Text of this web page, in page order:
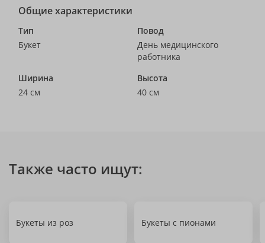
Общие характеристики
Тип
Букет
Повод
День медицинского
работника
Ширина
24 см
Высота
40 см
Также часто ищут:
Букеты из роз Букеты с пионами